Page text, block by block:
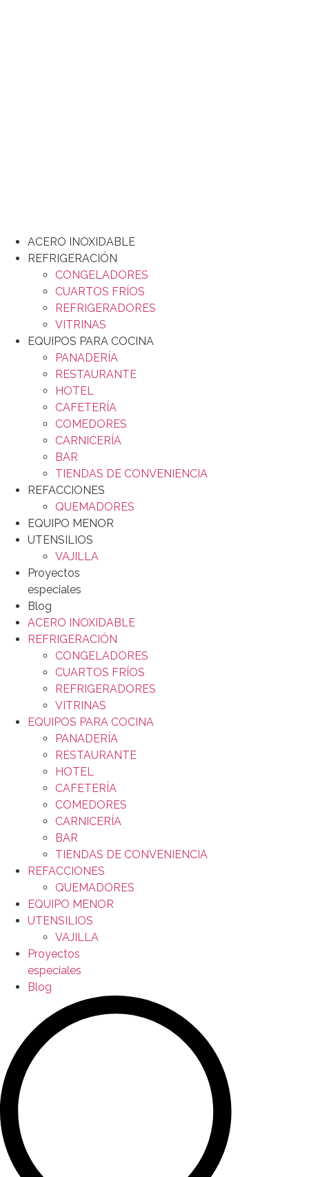
ACERO INOXIDABLE
REFRIGERACIÓN
CONGELADORES
CUARTOS FRÍOS
REFRIGERADORES
VITRINAS
EQUIPOS PARA COCINA
PANADERÍA
RESTAURANTE
HOTEL
CAFETERÍA
COMEDORES
CARNICERÍA
BAR
TIENDAS DE CONVENIENCIA
REFACCIONES
QUEMADORES
EQUIPO MENOR
UTENSILIOS
VAJILLA
Proyectos
especiales
Blog
ACERO INOXIDABLE
REFRIGERACIÓN
CONGELADORES
CUARTOS FRÍOS
REFRIGERADORES
VITRINAS
EQUIPOS PARA COCINA
PANADERÍA
RESTAURANTE
HOTEL
CAFETERÍA
COMEDORES
CARNICERÍA
BAR
TIENDAS DE CONVENIENCIA
REFACCIONES
QUEMADORES
EQUIPO MENOR
UTENSILIOS
VAJILLA
Proyectos
especiales
Blog